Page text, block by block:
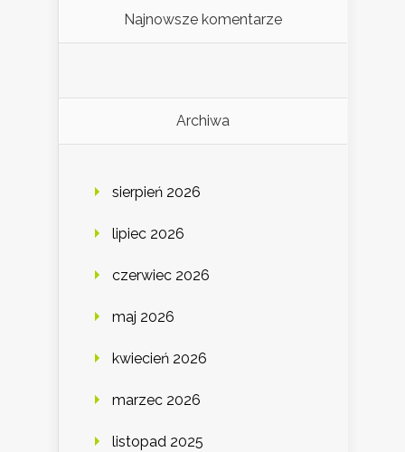
Najnowsze komentarze
Archiwa
sierpień 2026
lipiec 2026
czerwiec 2026
maj 2026
kwiecień 2026
marzec 2026
listopad 2025